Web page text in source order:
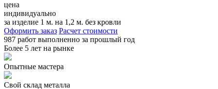
цена
индивидуально
за изделие 1 м. на 1,2 м. без кровли
Оформить заказ Расчет стоимости
987 работ выполненно за прошлый год
Более 5 лет на рынке
Опытные мастера
Свой склад металла